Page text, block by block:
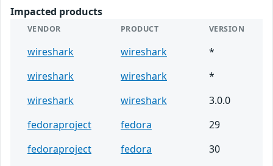
Impacted products
VENDOR PRODUCT VERSION
wireshark wireshark
*
wireshark
wireshark
*
wireshark
wireshark
3.0.0
fedoraproject
fedora
29
fedoraproject
fedora
30